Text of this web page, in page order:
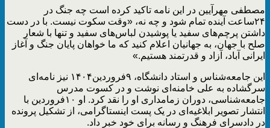
مصطفی مهرآیین در این نامه تاکید کرده است چه جنگ در
۲۴ساعت آینده تمام شود و چه نه، «وقت سکوت نیست. با در دست
داشتن پرچم‌های سفید یا پوشیدن لباس‌های سفید و تنها با شعار
صلح با جهان، به جهانیان اعلام کنید که ما خواهان پایان جنگ و آغاز
ایرانی آباد، آزاد و قدرتمند هستیم.»
این جامعه‌شناس و استاد دانشگاه، ۹فروردین۱۴۰۴ نیز نامه‌ای
سرگشاده به علی خامنه‌ای نوشت و در کسوت مدرس
جامعه‌شناسی، دوران زمامداری او را نقد کرد. او ۱۰فروردین‌ با
انتشار تصویر ابلاغیه‌ای در یک پست اینستاگرامی، از تشکیل پرونده
در دادسرای فرهنگ و رسانه برای خود خبر داد.